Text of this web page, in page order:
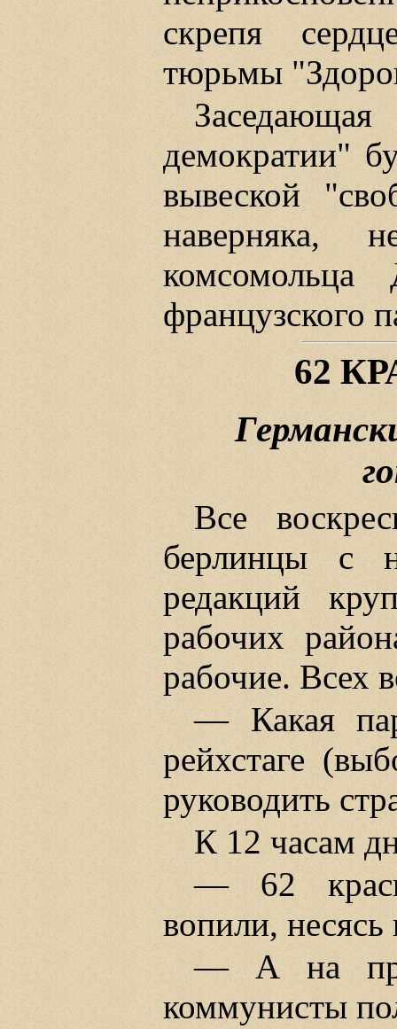
скрепя
тюрьмы
демократии"
вывеской
наверняка,
французского
62
Все
берлинцы с
редакций
рабочих
рабочие. Всех
— Какая
рейхстаге
руководить
К 12 часам
— 62
вопили,
— А на
коммунисты